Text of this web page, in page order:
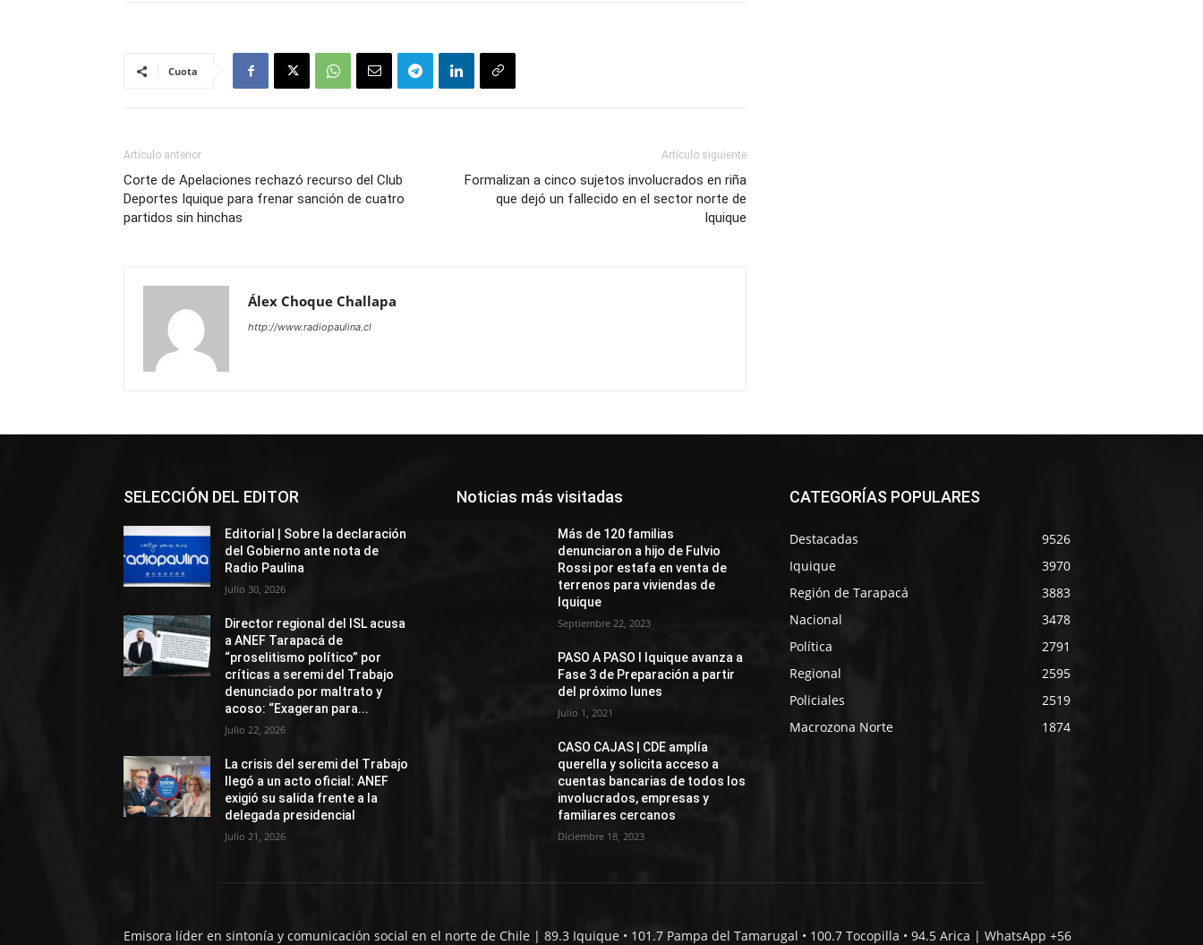
Cuota
Artículo anterior
Corte de Apelaciones rechazó recurso del Club
Deportes Iquique para frenar sanción de cuatro
partidos sin hinchas
Artículo siguiente
Formalizan a cinco sujetos involucrados en riña
que dejó un fallecido en el sector norte de
Iquique
Álex Choque Challapa
http://www.radiopaulina.cl
SELECCIÓN DEL EDITOR
Editorial | Sobre la declaración
del Gobierno ante nota de
Radio Paulina
Julio 30, 2026
Director regional del ISL acusa
a ANEF Tarapacá de
“proselitismo político” por
críticas a seremi del Trabajo
denunciado por maltrato y
acoso: “Exageran para...
Julio 22, 2026
La crisis del seremi del Trabajo
llegó a un acto oficial: ANEF
exigió su salida frente a la
delegada presidencial
Julio 21, 2026
Noticias más visitadas
Más de 120 familias
denunciaron a hijo de Fulvio
Rossi por estafa en venta de
terrenos para viviendas de
Iquique
Septiembre 22, 2023
PASO A PASO I Iquique avanza a
Fase 3 de Preparación a partir
del próximo lunes
Julio 1, 2021
CASO CAJAS | CDE amplía
querella y solicita acceso a
cuentas bancarias de todos los
involucrados, empresas y
familiares cercanos
Diciembre 18, 2023
CATEGORÍAS POPULARES
Destacadas
9526
Iquique
3970
Región de Tarapacá
3883
Nacional
3478
Política
2791
Regional
2595
Policiales
2519
Macrozona Norte
1874
Emisora líder en sintonía y comunicación social en el norte de Chile | 89.3 Iquique • 101.7 Pampa del Tamarugal • 100.7 Tocopilla • 94.5 Arica | WhatsApp +56